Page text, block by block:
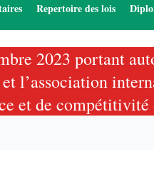
Repertoire des lois
2023 portant
l’association
et de compétitivité